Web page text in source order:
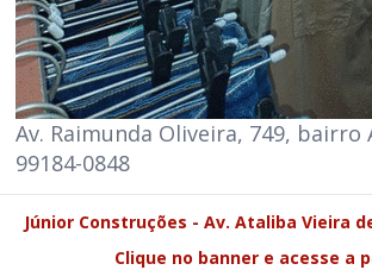
Av. Raimunda Oliveira, 749, bairro
99184-0848
Júnior Construções - Av. Ataliba Vieira
Clique no banner e acesse a